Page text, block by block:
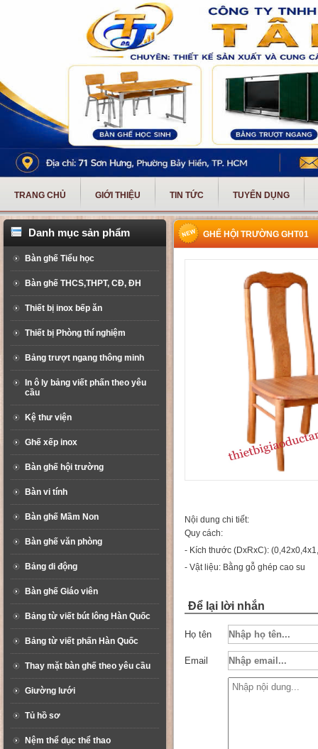
TRANG CHỦ GIỚI THIỆU TIN TỨC TUYỂN DỤNG
Danh mục sản phẩm
Bàn ghế Tiểu học
Bàn ghế THCS,THPT, CĐ, ĐH
Thiết bị inox bếp ăn
Thiết bị Phòng thí nghiệm
Bảng trượt ngang thông minh
In ô ly bảng viết phấn theo yêu
cầu
Kệ thư viện
Ghế xếp inox
Bàn ghế hội trường
Bàn vi tính
Bàn ghế Mầm Non
Bàn ghế văn phòng
Bảng di động
Bàn ghế Giáo viên
Bảng từ viết bút lông Hàn Quốc
Bảng từ viết phấn Hàn Quốc
Thay mặt bàn ghế theo yêu cầu
Giường lưới
Tủ hồ sơ
Nệm thể dục thể thao
GHẾ HỘI TRƯỜNG GHT01
Nội dung chi tiết:
Quy cách:
- Kích thước (DxRxC):
- Vật liệu: Bằng gỗ ghép cao su
Để lại lời nhắn
Họ tên
Email